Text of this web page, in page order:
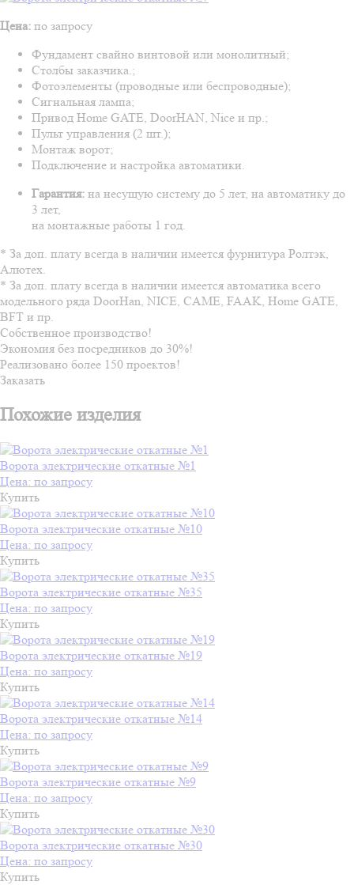
Цена: по запросу
Фундамент свайно винтовой или монолитный;
Столбы заказчика.;
Фотоэлементы (проводные или беспроводные);
Сигнальная лампа;
Привод Home GATE, DoorHAN, Nice и пр.;
Пульт управления (2 шт.);
Монтаж ворот;
Подключение и настройка автоматики.
Гарантия: на несущую систему до 5 лет, на автоматику до
3 лет,
на монтажные работы 1 год.
* За доп. плату всегда в наличии имеется фурнитура Ролтэк,
Алютех.
* За доп. плату всегда в наличии имеется автоматика всего
модельного ряда DoorHan, NICE, CAME, FAAK, Home GATE,
BFT и пр.
Собственное производство!
Экономия без посредников до 30%!
Реализовано более 150 проектов!
Заказать
Похожие изделия
Ворота электрические откатные №1
Цена: по запросу
Купить
Ворота электрические откатные №10
Цена: по запросу
Купить
Ворота электрические откатные №35
Цена: по запросу
Купить
Ворота электрические откатные №19
Цена: по запросу
Купить
Ворота электрические откатные №14
Цена: по запросу
Купить
Ворота электрические откатные №9
Цена: по запросу
Купить
Ворота электрические откатные №30
Цена: по запросу
Купить